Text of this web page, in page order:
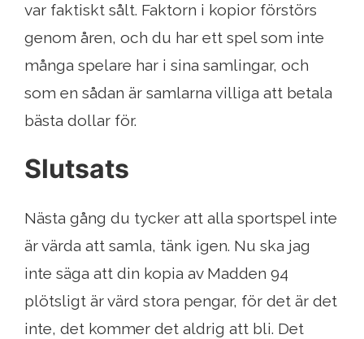
var faktiskt sålt. Faktorn i kopior förstörs
genom åren, och du har ett spel som inte
många spelare har i sina samlingar, och
som en sådan är samlarna villiga att betala
bästa dollar för.
Slutsats
Nästa gång du tycker att alla sportspel inte
är värda att samla, tänk igen. Nu ska jag
inte säga att din kopia av Madden 94
plötsligt är värd stora pengar, för det är det
inte, det kommer det aldrig att bli. Det